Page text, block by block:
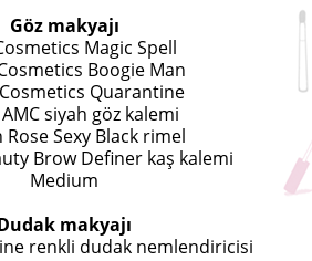
Göz makyajı
Magic Spell
Boogie Man
Quarantine
siyah göz kalemi
Rose Sexy Black rimel
Brow Definer kaş kalemi
Medium
makyajı
renkli dudak nemlendiricisi